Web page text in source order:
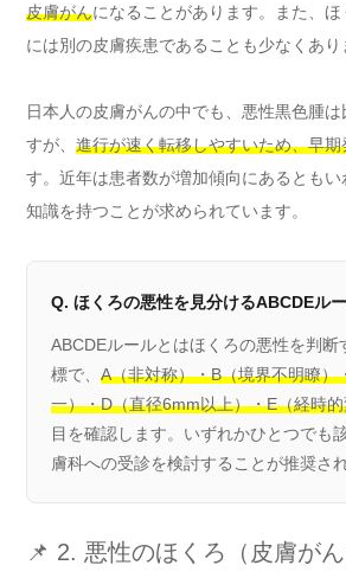
皮膚がんになることがあります。また、
には別の皮膚疾患であることも少なくあり
日本人の皮膚がんの中でも、悪性黒色腫
すが、 進行が速く転移しやすいため、早
す。近年は患者数が増加傾向にあるとも
知識を持つことが求められています。
Q. ほくろの悪性を見分けるABCDEル
ABCDEルールとはほくろの悪性を判断
標で、 A（非対称）・B（境界不明瞭）
一）・D（直径6mm以上）・E（経時
目を確認します。いずれかひとつでも
膚科への受診を検討することが推奨さ
📌 2. 悪性のほくろ（皮膚が